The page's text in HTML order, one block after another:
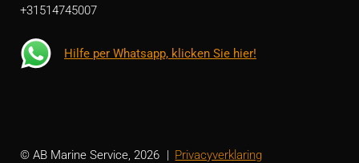
+31514745007
Hilfe per Whatsapp, klicken Sie hier!
© AB Marine Service, 2026 Privacyverklaring